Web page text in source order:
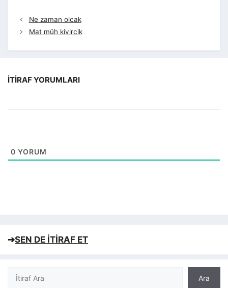
Ne zaman olcak
Mat müh kivircik
İTIRAF YORUMLARI
0 YORUM
➔SEN DE İTİRAF ET
Ara
Ara